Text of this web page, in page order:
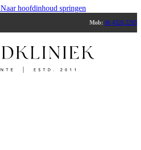
Naar hoofdinhoud springen
Mob: 06 4326 2295